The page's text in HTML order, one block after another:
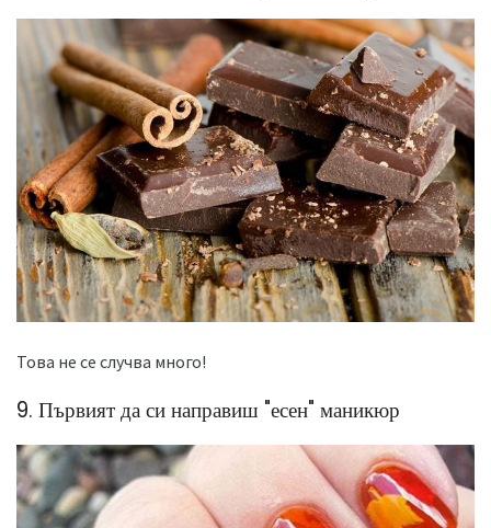
Това не се случва много!
9. Първият да си направиш "есен" маникюр